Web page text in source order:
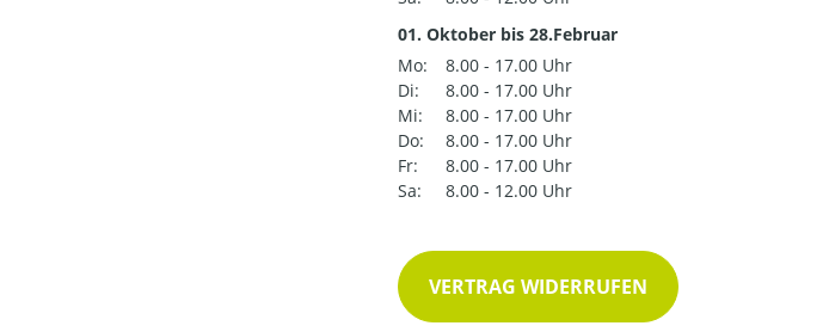
01. Oktober bis 28.Februar
Mo:
8.00 - 17.00 Uhr
Di:
8.00 - 17.00 Uhr
Mi:
8.00 - 17.00 Uhr
Do:
8.00 - 17.00 Uhr
Fr:
8.00 - 17.00 Uhr
Sa:
8.00 - 12.00 Uhr
VERTRAG WIDERRUFEN